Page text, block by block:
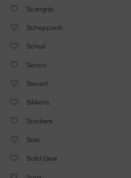
Scangrip
Scheppach
Schuil
Senco
Sievert
Sikkens
Snickers
Sola
Solid Gear